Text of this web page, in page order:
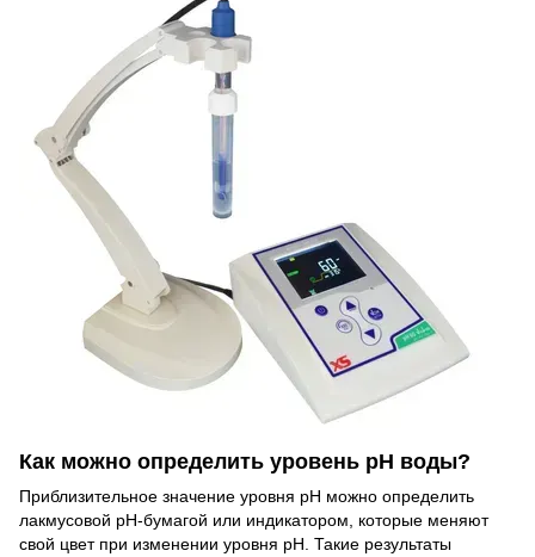
Как можно определить уровень рН воды?
Приблизительное значение уровня рН можно определить
лакмусовой рН-бумагой или индикатором, которые меняют
свой цвет при изменении уровня рН. Такие результаты